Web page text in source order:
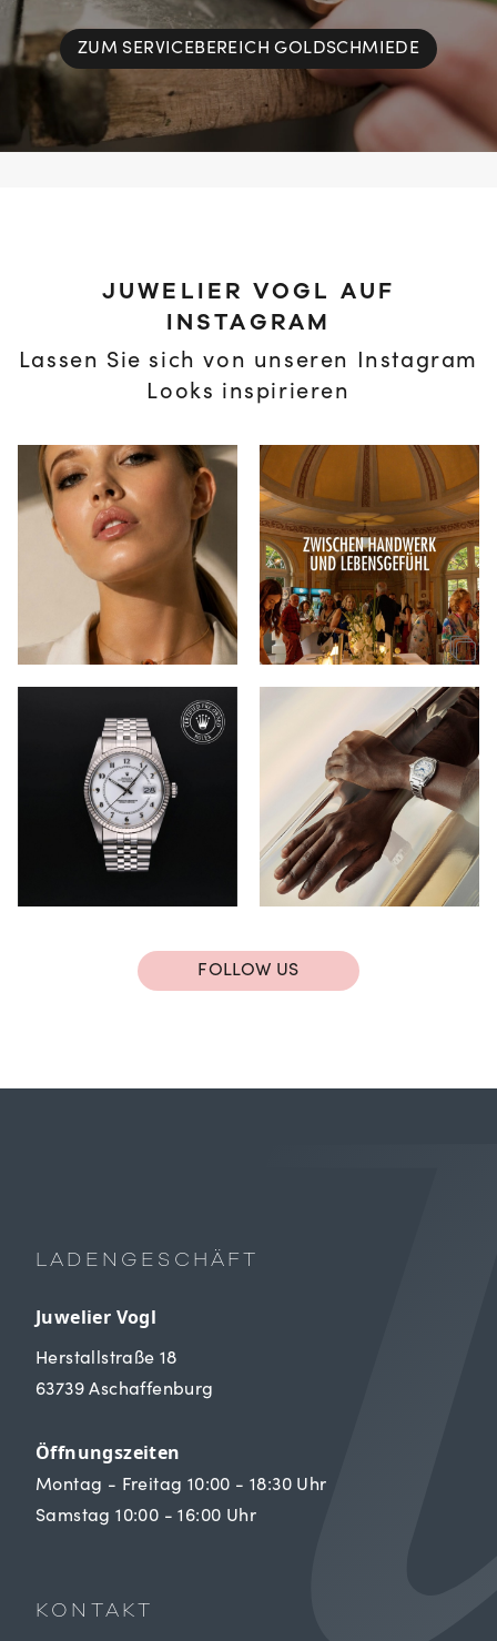
ZUM SERVICEBEREICH GOLDSCHMIEDE
JUWELIER VOGL AUF
INSTAGRAM
Lassen Sie sich von unseren Instagram
Looks inspirieren
FOLLOW US
LADENGESCHÄFT
Juwelier Vogl
Herstallstraße 18
63739 Aschaffenburg
Öffnungszeiten
Montag - Freitag 10:00 - 18:30 Uhr
Samstag 10:00 - 16:00 Uhr
KONTAKT